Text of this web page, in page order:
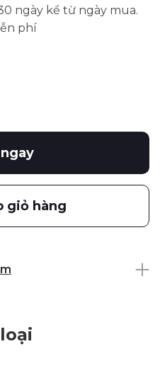
ngày kể từ ngày mua.
phí
giỏ hàng